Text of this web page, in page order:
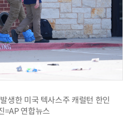
생한 미국 텍사스주 캐럴턴 한인
=AP 연합뉴스